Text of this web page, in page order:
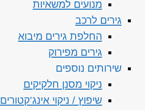
מנועים למשאיות
גירים לרכב
החלפת גירים מיבוא
גירים מפירוק
שירותים נוספים
ניקוי מסנן חלקיקים
שיפוץ / ניקוי אינג’קטורים